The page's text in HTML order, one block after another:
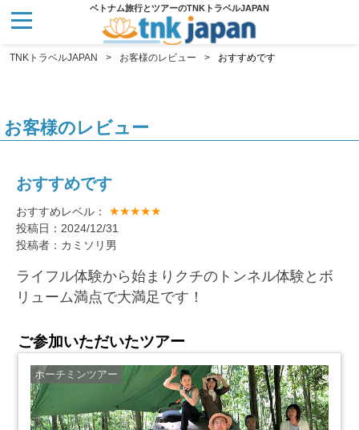
ベトナム旅行とツアーのTNKトラベルJAPAN
TNKトラベルJAPAN お客様のレビュー おすすめです
お客様のレビュー
おすすめです
おすすめレベル： ★★★★★
投稿日：2024/12/31
投稿者：カミソリ男
ライフル体験から始まりクチのトンネル体験とボ
リューム満点で大満足です！
ご参加いただいたツアー
ホーチミンツアー